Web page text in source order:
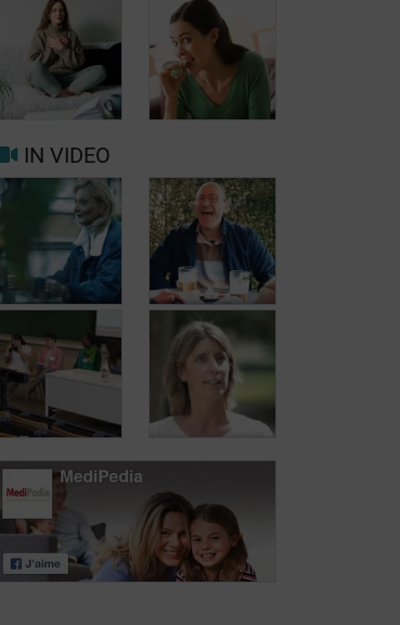
Wanneer
opnieuw uw arts
raadplegen bij
migraine of
hoofdpijn?
Hoofdpijn
dagelijks
voorkomen
Beter leven met
migraine in het
dagelijks leven
Trigger- en
risicofactoren
voor migraine
en hoofdpijn
IN VIDEO
Carole, 55 jaar,
vond een
haar
Jean, 58 jaar,
geniet van het
leven, ondanks
het feit dat hij
met urineverlies
Dag van de
Lymfoompatiënten:
Mariangela
Fiorente,
ALWB
Dag van de
Lymfoompatiënten:
Prof. Virginie De
Wilde